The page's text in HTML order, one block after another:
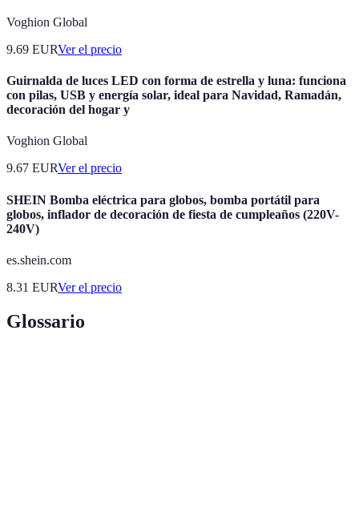
Voghion Global
9.69 EURVer el precio
Guirnalda de luces LED con forma de estrella y luna: funciona
con pilas, USB y energía solar, ideal para Navidad, Ramadán,
decoración del hogar y
Voghion Global
9.67 EURVer el precio
SHEIN Bomba eléctrica para globos, bomba portátil para
globos, inflador de decoración de fiesta de cumpleaños (220V-
240V)
es.shein.com
8.31 EURVer el precio
Glossario